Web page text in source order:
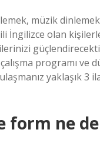
müzik
İngilizce olan
programı ve
yaklaşık 3
form ne